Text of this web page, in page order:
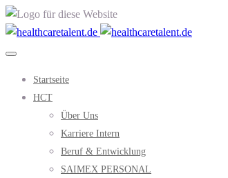
Startseite
HCT
Über Uns
Karriere Intern
Beruf & Entwicklung
SAIMEX PERSONAL